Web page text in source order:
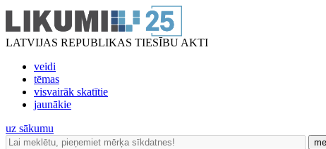
LATVIJAS REPUBLIKAS TIESĪBU AKTI
veidi
tēmas
visvairāk skatītie
jaunākie
uz sākumu